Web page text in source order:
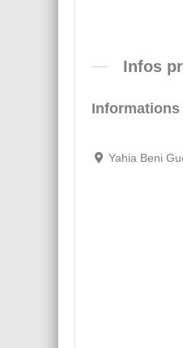
Infos
Yahia Beni